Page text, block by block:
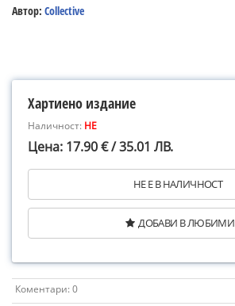
Автор: Collective
Хартиено издание
Наличност: НЕ
Цена: 17.90 € / 35.01 ЛВ.
НЕ Е В НАЛИЧНОСТ
ДОБАВИ В ЛЮБИМИ
Коментари: 0